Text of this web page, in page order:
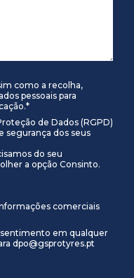
como a recolha,
pessoais para
de Dados (RGPD)
segurança dos seus
do seu
a opção Consinto.
comerciais
em qualquer
dpo@gsprotyres.pt